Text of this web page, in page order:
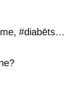
#diabēts…